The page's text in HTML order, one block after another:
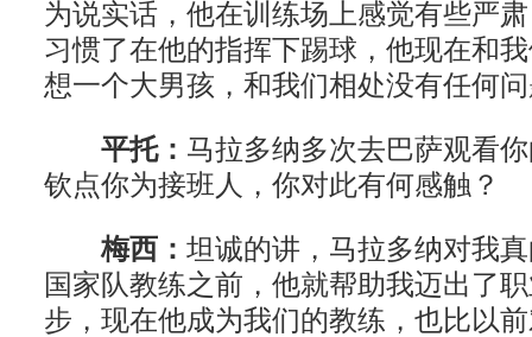
为说实话，他在训练场上感觉有些严
习惯了在他的指挥下踢球，他现在和
想一个大男孩，和我们相处没有任何
平托： 马拉多纳多次去巴萨观看
钦点你为接班人，你对此有何感触？
梅西： 坦诚的讲，马拉多纳对我
国家队教练之前，他就帮助我迈出了
步，现在他成为我们的教练，也比以